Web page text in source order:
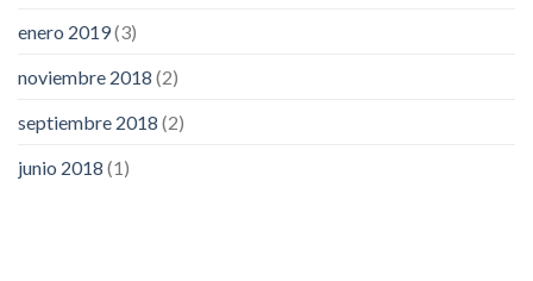
enero 2019(3)
noviembre 2018 (2)
septiembre 2018 (2)
junio 2018 (1)